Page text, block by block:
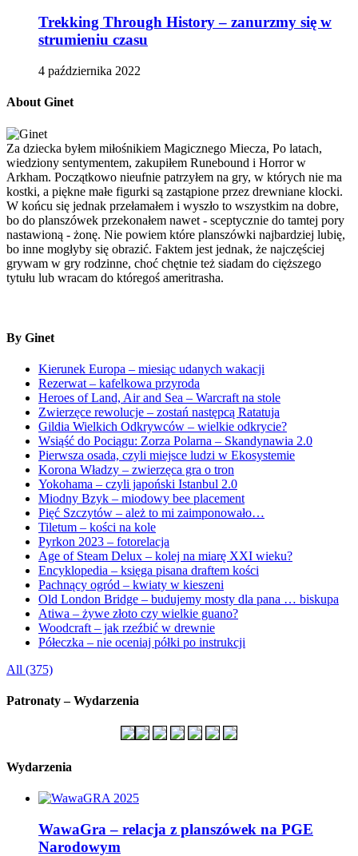
Trekking Through History – zanurzmy się w
strumieniu czasu
4 października 2022
About Ginet
Za dziecka byłem miłośnikiem Magicznego Miecza, Po latach,
wiedziony sentymentem, zakupiłem Runebound i Horror w
Arkham. Początkowo nieufnie patrzyłem na gry, w których nie ma
kostki, a piękne małe figurki są zastąpione przez drewniane klocki.
W końcu się jednak przełamałem i wyszło to wszystkim na dobre,
bo do planszówek przekonałem nawet - sceptycznie do tamtej pory
nastawioną - żonę. Nie powiem które planszówki najbardziej lubię,
bo inne mogłyby się obrazić. Faktem jest jednak, że najczęściej
grywam w gry rodzinne, choć chętnie też siadam do cięższego
tytułu lub wracam do któregoś ameritrasha.
By Ginet
Kierunek Europa – miesiąc udanych wakacji
Rezerwat – kafelkowa przyroda
Heroes of Land, Air and Sea – Warcraft na stole
Zwierzęce rewolucje – zostań następcą Ratatuja
Gildia Wielkich Odkrywców – wielkie odkrycie?
Wsiąść do Pociągu: Zorza Polarna – Skandynawia 2.0
Pierwsza osada, czyli miejsce ludzi w Ekosystemie
Korona Władzy – zwierzęca gra o tron
Yokohama – czyli japoński Istanbul 2.0
Miodny Bzyk – miodowy bee placement
Pięć Szczytów – ależ to mi zaimponowało…
Tiletum – kości na kole
Pyrkon 2023 – fotorelacja
Age of Steam Delux – kolej na miarę XXI wieku?
Encyklopedia – księga pisana draftem kości
Pachnący ogród – kwiaty w kieszeni
Old London Bridge – budujemy mosty dla pana … biskupa
Atiwa – żywe złoto czy wielkie guano?
Woodcraft – jak rzeźbić w drewnie
Półeczka – nie oceniaj półki po instrukcji
All (375)
Patronaty – Wydarzenia
Wydarzenia
WawaGra – relacja z planszówek na PGE
Narodowym